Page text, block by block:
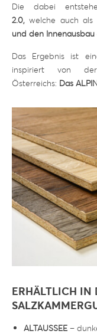
Die dabei
2.0,welche auch als
und den Innenausbau
Das Ergebnis ist
inspiriert von der
Österreichs: Das
ERHÄLTLICH IN
ALTAUSSEE –